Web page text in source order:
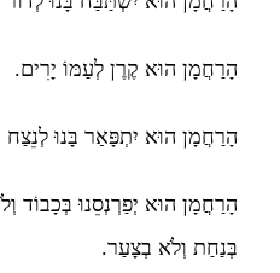
הָרַחֲמָן הוּא קֶרֶן לְעַמּוֹ יָרִים.
הָרַחֲמָן הוּא יִתְפָּאַר בָּנוּ לְנֵצַח
הָרַחֲמָן הוּא יְפַרְנְסֵנוּ בְּכָבוֹד
בְּנַחַת וְלֹא בְצָעַר.